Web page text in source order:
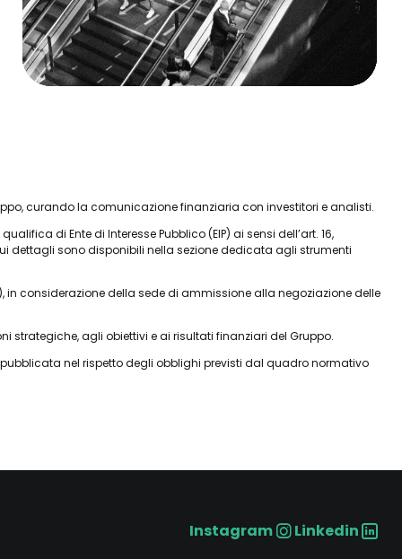
curando la comunicazione finanziaria con investitori e analisti.
di Ente di Interesse Pubblico (EIP) ai sensi dell’art. 16,
dettagli sono disponibili nella sezione dedicata agli strumenti
in considerazione della sede di ammissione alla negoziazione delle
agli obiettivi e ai risultati finanziari del Gruppo.
nel rispetto degli obblighi previsti dal quadro normativo
Instagram Linkedin